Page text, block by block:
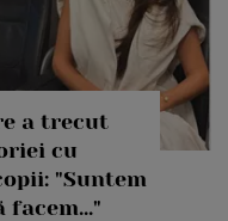
a trecut
cu
"Suntem
facem..."